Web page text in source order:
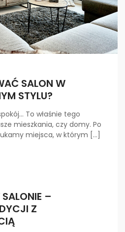
SALON W
STYLU?
To właśnie tego
mieszkania, czy domy. Po
miejsca, w którym […]
–
Z